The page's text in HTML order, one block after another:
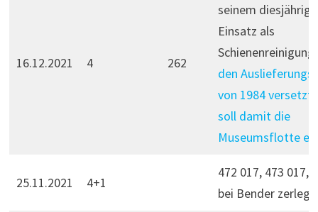
16.12.2021 4 262
seinem
Einsatz als
den
von 1984 versetzt
soll damit die
Museumsflotte
25.11.2021 4+1
472 017, 473 017,
bei Bender zerlegt.